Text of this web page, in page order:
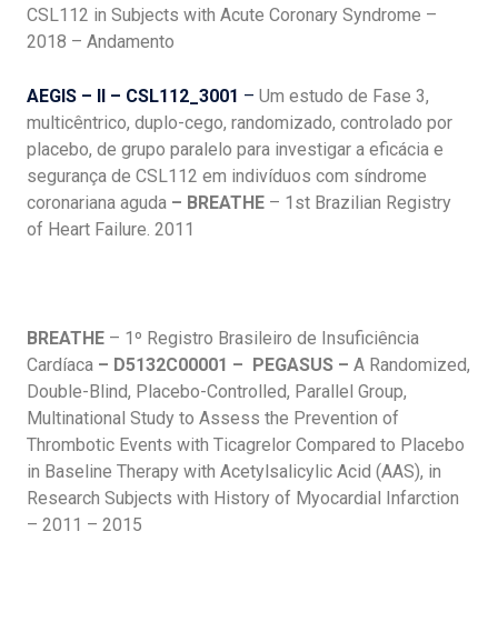
CSL112 in Subjects with Acute Coronary Syndrome –
2018 – Andamento
AEGIS – II – CSL112_3001 – Um estudo de Fase 3,
multicêntrico, duplo-cego, randomizado, controlado por
placebo, de grupo paralelo para investigar a eficácia e
segurança de CSL112 em indivíduos com síndrome
coronariana aguda – BREATHE – 1st Brazilian Registry
of Heart Failure. 2011
BREATHE – 1º Registro Brasileiro de Insuficiência
Cardíaca – D5132C00001 – PEGASUS – A Randomized,
Double-Blind, Placebo-Controlled, Parallel Group,
Multinational Study to Assess the Prevention of
Thrombotic Events with Ticagrelor Compared to Placebo
in Baseline Therapy with Acetylsalicylic Acid (AAS), in
Research Subjects with History of Myocardial Infarction
– 2011 – 2015